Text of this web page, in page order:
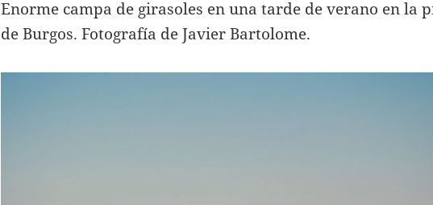
Enorme campa de girasoles en una tarde de verano en la
de Burgos. Fotografía de Javier Bartolome.